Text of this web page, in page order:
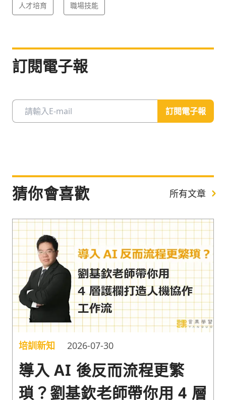
人才培育 職場技能
訂閱電子報
訂閱電子報
猜你會喜歡 所有文章
培訓新知 2026-07-30
導入 AI 後反而流程更繁
瑣？劉基欽老師帶你用 4 層